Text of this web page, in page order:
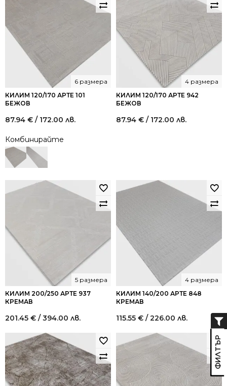
КИЛИМ 120/170 АРТЕ 101
БЕЖОВ
6 размера
87.94 € / 172.00 лв.
Комбинирайте
КИЛИМ 120/170 АРТЕ 942
БЕЖОВ
4 размера
87.94 € / 172.00 лв.
КИЛИМ 200/250 АРТЕ 937
КРЕМАВ
5 размера
201.45 € / 394.00 лв.
КИЛИМ 140/200 АРТЕ 848
КРЕМАВ
4 размера
115.55 € / 226.00 лв.